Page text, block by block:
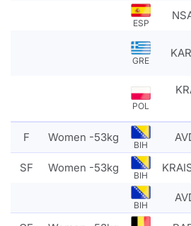
ESP
GRE
POL
F Women -53kg
BIH
SF Women -53kg
BIH
BIH